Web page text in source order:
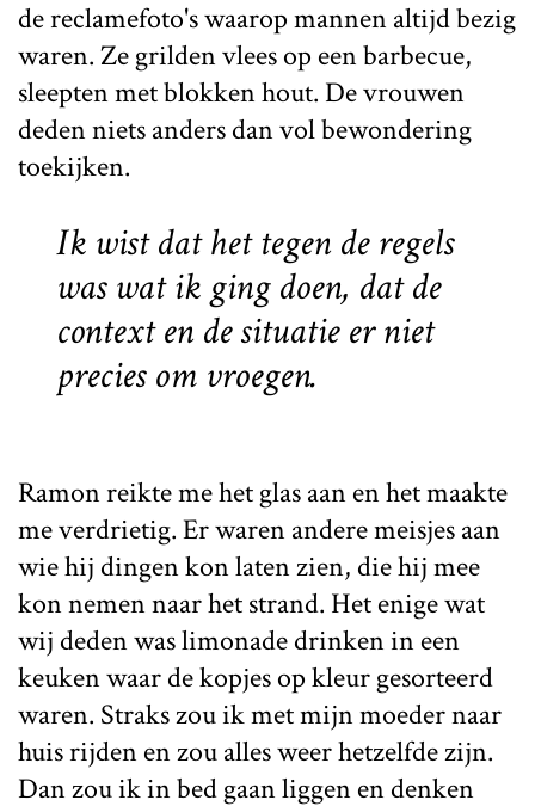
de reclamefoto's waarop mannen altijd bezig
waren. Ze grilden vlees op een barbecue,
sleepten met blokken hout. De vrouwen
deden niets anders dan vol bewondering
toekijken.
Ik wist dat het tegen de regels
was wat ik ging doen, dat de
context en de situatie er niet
precies om vroegen.
Ramon reikte me het glas aan en het maakte
me verdrietig. Er waren andere meisjes aan
wie hij dingen kon laten zien, die hij mee
kon nemen naar het strand. Het enige wat
wij deden was limonade drinken in een
keuken waar de kopjes op kleur gesorteerd
waren. Straks zou ik met mijn moeder naar
huis rijden en zou alles weer hetzelfde zijn.
Dan zou ik in bed gaan liggen en denken